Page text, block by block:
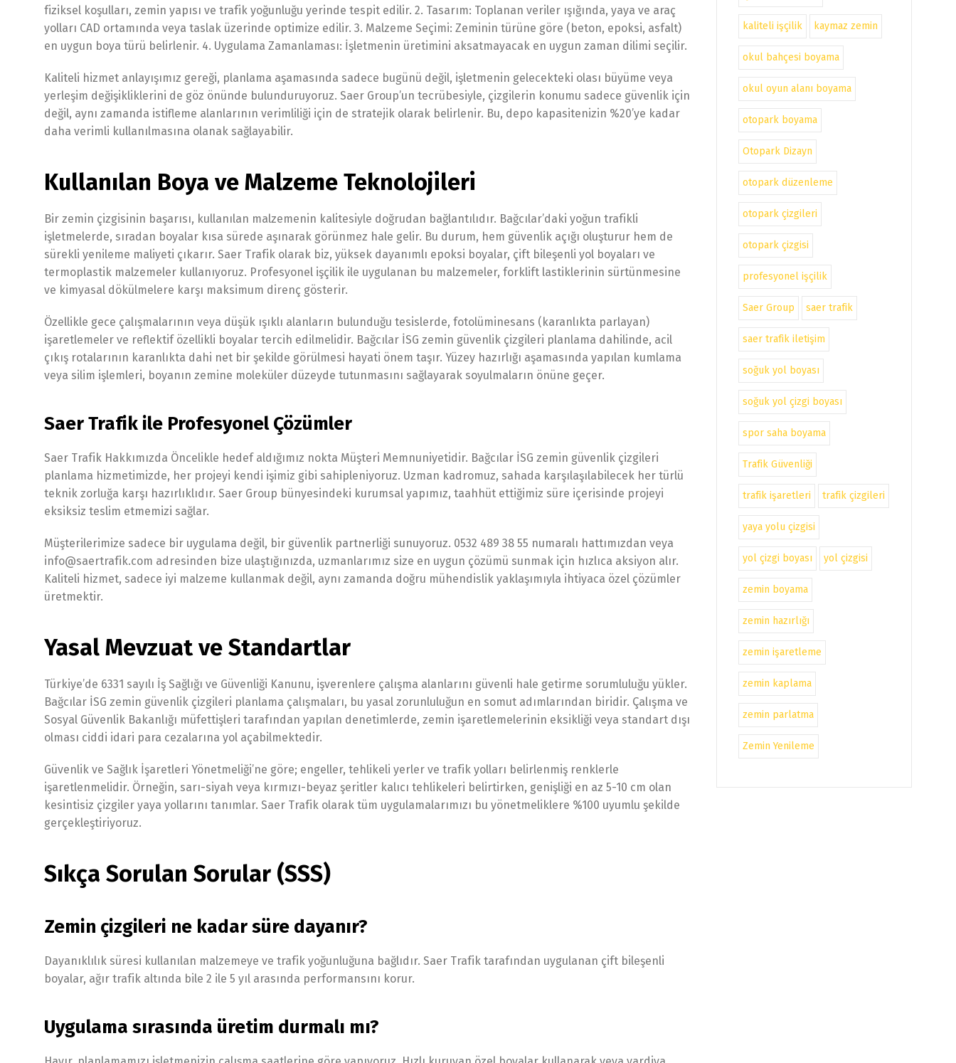
fiziksel koşulları, zemin yapısı ve trafik yoğunluğu yerinde tespit edilir. 2. Tasarım: Toplanan veriler ışığında, yaya ve araç
yolları CAD ortamında veya taslak üzerinde optimize edilir. 3. Malzeme Seçimi: Zeminin türüne göre (beton, epoksi, asfalt)
en uygun boya türü belirlenir. 4. Uygulama Zamanlaması: İşletmenin üretimini aksatmayacak en uygun zaman dilimi seçilir.
Kaliteli hizmet anlayışımız gereği, planlama aşamasında sadece bugünü değil, işletmenin gelecekteki olası büyüme veya
yerleşim değişikliklerini de göz önünde bulunduruyoruz. Saer Group’un tecrübesiyle, çizgilerin konumu sadece güvenlik için
değil, aynı zamanda istifleme alanlarının verimliliği için de stratejik olarak belirlenir. Bu, depo kapasitenizin %20’ye kadar
daha verimli kullanılmasına olanak sağlayabilir.
Kullanılan Boya ve Malzeme Teknolojileri
Bir zemin çizgisinin başarısı, kullanılan malzemenin kalitesiyle doğrudan bağlantılıdır. Bağcılar’daki yoğun trafikli
işletmelerde, sıradan boyalar kısa sürede aşınarak görünmez hale gelir. Bu durum, hem güvenlik açığı oluşturur hem de
sürekli yenileme maliyeti çıkarır. Saer Trafik olarak biz, yüksek dayanımlı epoksi boyalar, çift bileşenli yol boyaları ve
termoplastik malzemeler kullanıyoruz. Profesyonel işçilik ile uygulanan bu malzemeler, forklift lastiklerinin sürtünmesine
ve kimyasal dökülmelere karşı maksimum direnç gösterir.
Özellikle gece çalışmalarının veya düşük ışıklı alanların bulunduğu tesislerde, fotolüminesans (karanlıkta parlayan)
işaretlemeler ve reflektif özellikli boyalar tercih edilmelidir. Bağcılar İSG zemin güvenlik çizgileri planlama dahilinde, acil
çıkış rotalarının karanlıkta dahi net bir şekilde görülmesi hayati önem taşır. Yüzey hazırlığı aşamasında yapılan kumlama
veya silim işlemleri, boyanın zemine moleküler düzeyde tutunmasını sağlayarak soyulmaların önüne geçer.
Saer Trafik ile Profesyonel Çözümler
Saer Trafik Hakkımızda Öncelikle hedef aldığımız nokta Müşteri Memnuniyetidir. Bağcılar İSG zemin güvenlik çizgileri
planlama hizmetimizde, her projeyi kendi işimiz gibi sahipleniyoruz. Uzman kadromuz, sahada karşılaşılabilecek her türlü
teknik zorluğa karşı hazırlıklıdır. Saer Group bünyesindeki kurumsal yapımız, taahhüt ettiğimiz süre içerisinde projeyi
eksiksiz teslim etmemizi sağlar.
Müşterilerimize sadece bir uygulama değil, bir güvenlik partnerliği sunuyoruz. 0532 489 38 55 numaralı hattımızdan veya
info@saertrafik.com adresinden bize ulaştığınızda, uzmanlarımız size en uygun çözümü sunmak için hızlıca aksiyon alır.
Kaliteli hizmet, sadece iyi malzeme kullanmak değil, aynı zamanda doğru mühendislik yaklaşımıyla ihtiyaca özel çözümler
üretmektir.
Yasal Mevzuat ve Standartlar
Türkiye’de 6331 sayılı İş Sağlığı ve Güvenliği Kanunu, işverenlere çalışma alanlarını güvenli hale getirme sorumluluğu yükler.
Bağcılar İSG zemin güvenlik çizgileri planlama çalışmaları, bu yasal zorunluluğun en somut adımlarından biridir. Çalışma ve
Sosyal Güvenlik Bakanlığı müfettişleri tarafından yapılan denetimlerde, zemin işaretlemelerinin eksikliği veya standart dışı
olması ciddi idari para cezalarına yol açabilmektedir.
Güvenlik ve Sağlık İşaretleri Yönetmeliği’ne göre; engeller, tehlikeli yerler ve trafik yolları belirlenmiş renklerle
işaretlenmelidir. Örneğin, sarı-siyah veya kırmızı-beyaz şeritler kalıcı tehlikeleri belirtirken, genişliği en az 5-10 cm olan
kesintisiz çizgiler yaya yollarını tanımlar. Saer Trafik olarak tüm uygulamalarımızı bu yönetmeliklere %100 uyumlu şekilde
gerçekleştiriyoruz.
Sıkça Sorulan Sorular (SSS)
Zemin çizgileri ne kadar süre dayanır?
Dayanıklılık süresi kullanılan malzemeye ve trafik yoğunluğuna bağlıdır. Saer Trafik tarafından uygulanan çift bileşenli
boyalar, ağır trafik altında bile 2 ile 5 yıl arasında performansını korur.
Uygulama sırasında üretim durmalı mı?
kaliteli işçilik kaymaz zemin
okul bahçesi boyama
okul oyun alanı boyama
otopark boyama
Otopark Dizayn
otopark düzenleme
otopark çizgileri
otopark çizgisi
profesyonel işçilik
Saer Group saer trafik
saer trafik iletişim
soğuk yol boyası
soğuk yol çizgi boyası
spor saha boyama
Trafik Güvenliği
trafik işaretleri trafik çizgileri
yaya yolu çizgisi
yol çizgi boyası yol çizgisi
zemin boyama
zemin hazırlığı
zemin işaretleme
zemin kaplama
zemin parlatma
Zemin Yenileme